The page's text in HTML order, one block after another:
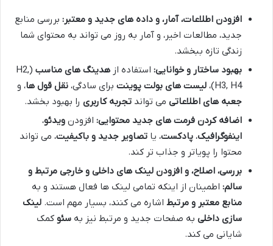
افزودن اطلاعات، آمار، و داده های جدید و معتبر: بررسی منابع
جدید، مطالعات اخیر، و آمار به روز می تواند به محتوای شما
زندگی تازه ببخشد.
بهبود ساختار و خوانایی: استفاده از هدینگ های مناسب (H2,
H3, H4)،
لیست های بولت پوینت برای سادگی، نقل قول ها، و
جعبه های اطلاعاتی می تواند تجربه کاربری را بهبود بخشد.
اضافه کردن فرمت های جدید محتوایی: افزودن ویدئو،
اینفوگرافیک، پادکست، یا تصاویر جدید و باکیفیت، می تواند
محتوا را پویاتر و جذاب تر کند.
بررسی، اصلاح، و افزودن لینک های داخلی و خارجی مرتبط و
سالم: اطمینان از اینکه تمامی لینک ها فعال هستند و به
منابع معتبر و مرتبط اشاره می کنند، بسیار مهم است. لینک
سازی داخلی به صفحات جدید و مرتبط نیز به سئو کمک
شایانی می کند.